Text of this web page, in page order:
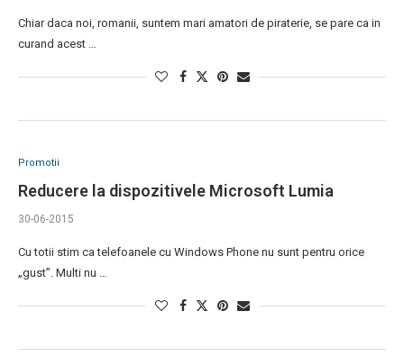
Chiar daca noi, romanii, suntem mari amatori de piraterie, se pare ca in
curand acest …
Promotii
Reducere la dispozitivele Microsoft Lumia
30-06-2015
Cu totii stim ca telefoanele cu Windows Phone nu sunt pentru orice
„gust”. Multi nu …